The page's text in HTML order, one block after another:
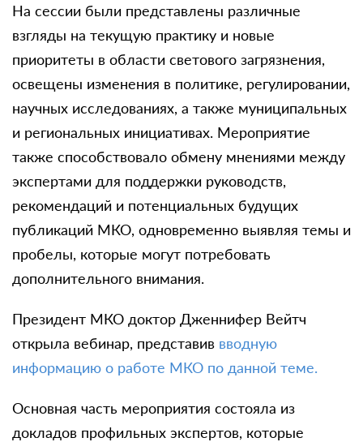
На сессии были представлены различные
взгляды на текущую практику и новые
приоритеты в области светового загрязнения,
освещены изменения в политике, регулировании,
научных исследованиях, а также муниципальных
и региональных инициативах. Мероприятие
также способствовало обмену мнениями между
экспертами для поддержки руководств,
рекомендаций и потенциальных будущих
публикаций МКО, одновременно выявляя темы и
пробелы, которые могут потребовать
дополнительного внимания.
Президент МКО доктор Дженнифер Вейтч
открыла вебинар, представив вводную
информацию о работе МКО по данной теме.
Основная часть мероприятия состояла из
докладов профильных экспертов, которые